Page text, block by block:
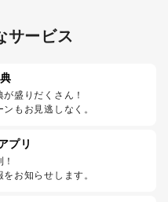
サービス
盛りだくさん！
もお見逃しなく。
プリ
お知らせします。